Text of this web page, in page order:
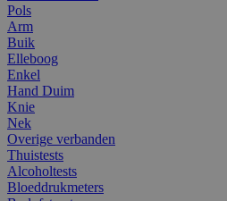
Pols
Arm
Buik
Elleboog
Enkel
Hand Duim
Knie
Nek
Overige verbanden
Thuistests
Alcoholtests
Bloeddrukmeters